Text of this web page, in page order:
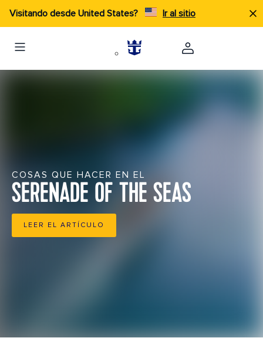
Visitando desde United States? Ir al sitio
COSAS QUE HACER EN EL
SERENADE OF THE SEAS
LEER EL ARTÍCULO